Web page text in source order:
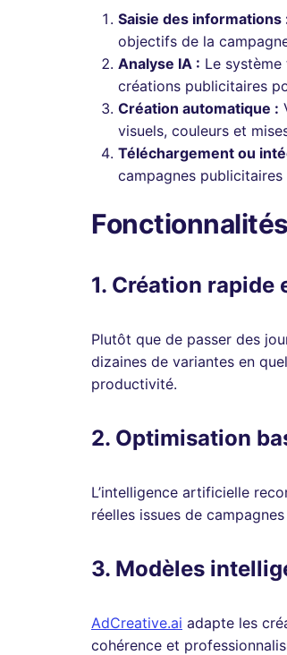
Saisie des informations
objectifs de la
Analyse IA : Le
créations publicitaires
Création automatique :
visuels, couleurs et
Téléchargement ou
campagnes publicitaires
1. Création rapide
Plutôt que de passer des
dizaines de variantes en
productivité.
2. Optimisation
L’intelligence artificielle
réelles issues de
3. Modèles
AdCreative.ai adapte les
cohérence et